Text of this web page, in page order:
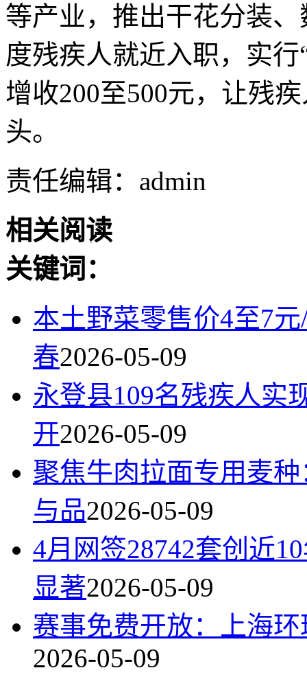
等产业，推出干花分装
度残疾人就近入职，实
增收200至500元，让残
头。
责任编辑：admin
相关阅读
关键词：
本土野菜零售价4至7
春2026-05-09
永登县109名残疾人实
开2026-05-09
聚焦牛肉拉面专用麦
与品2026-05-09
4月网签28742套创近
显著2026-05-09
赛事免费开放：上海
2026-05-09